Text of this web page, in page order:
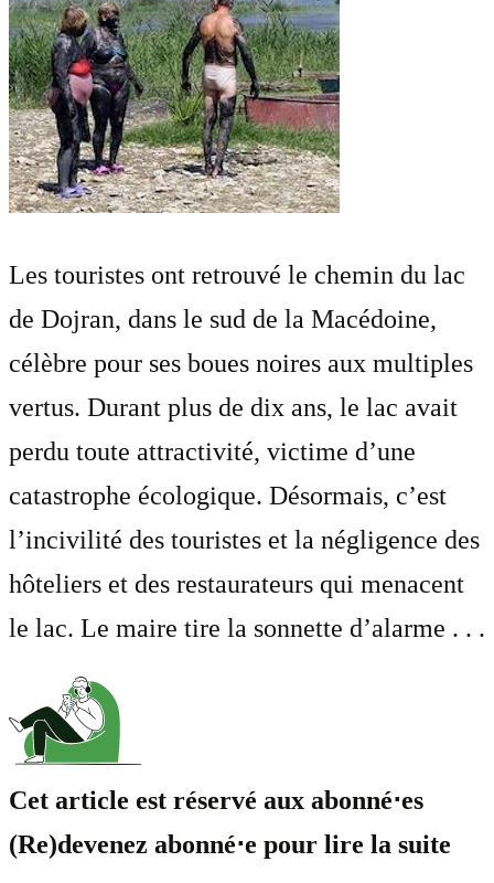
Les touristes ont retrouvé le chemin du lac
de Dojran, dans le sud de la Macédoine,
célèbre pour ses boues noires aux multiples
vertus. Durant plus de dix ans, le lac avait
perdu toute attractivité, victime d’une
catastrophe écologique. Désormais, c’est
l’incivilité des touristes et la négligence des
hôteliers et des restaurateurs qui menacent
le lac. Le maire tire la sonnette d’alarme . . .
Cet article est réservé aux abonné⋅es
(Re)devenez abonné⋅e pour lire la suite